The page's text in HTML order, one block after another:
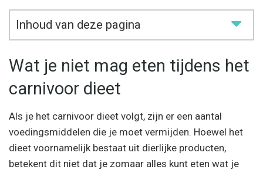
Inhoud van deze pagina
Wat je niet mag eten tijdens het
carnivoor dieet
Als je het carnivoor dieet volgt, zijn er een aantal
voedingsmiddelen die je moet vermijden. Hoewel het
dieet voornamelijk bestaat uit dierlijke producten,
betekent dit niet dat je zomaar alles kunt eten wat je